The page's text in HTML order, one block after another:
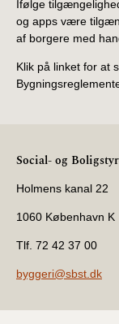
Ifølge
og apps være
af borgere med
Klik på linket for at
Social- og
Holmens kanal 22
1060 København K
Tlf. 72 42 37 00
byggeri@sbst.dk